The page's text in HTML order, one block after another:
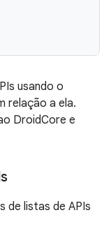
usando o
relação a ela.
DroidCore e
de listas de APIs